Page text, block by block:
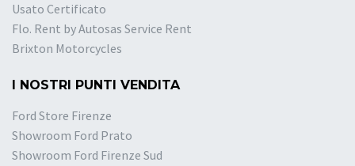
Usato Certificato
Flo. Rent by Autosas Service Rent
Brixton Motorcycles
I NOSTRI PUNTI VENDITA
Ford Store Firenze
Showroom Ford Prato
Showroom Ford Firenze Sud